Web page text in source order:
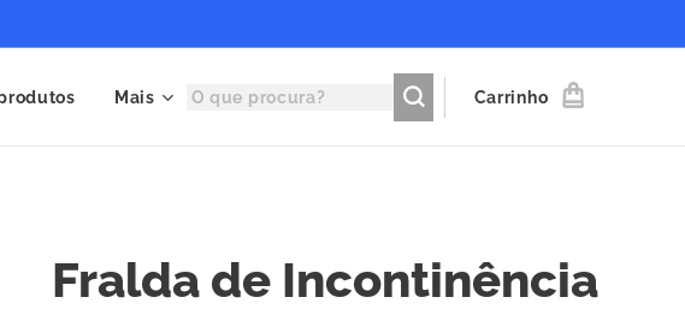
Mais Carrinho
Fralda de Incontinência